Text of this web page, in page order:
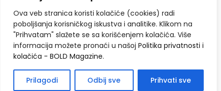
Ova veb stranica koristi kolačiće (cookies) radi
poboljšanja korisničkog iskustva i analitike. Klikom na
"Prihvatam" slažete se sa korišćenjem kolačića. Više
informacija možete pronaći u našoj Politika privatnosti i
kolačića - BOLD Magazine.
Prilagodi Odbij sve Prihvati sve
Politika privatnosti i kolačića
Copyright © BOLD Magazine 2026. Sva prava zadržana.